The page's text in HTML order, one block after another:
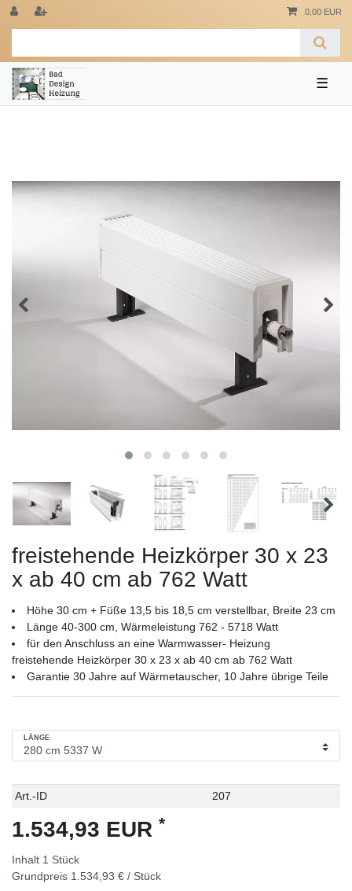
0,00 EUR
☰
freistehende Heizkörper 30 x 23
x ab 40 cm ab 762 Watt
Höhe 30 cm + Füße 13,5 bis 18,5 cm verstellbar, Breite 23 cm
Länge 40-300 cm, Wärmeleistung 762 - 5718 Watt
für den Anschluss an eine Warmwasser- Heizung
freistehende Heizkörper 30 x 23 x ab 40 cm ab 762 Watt
Garantie 30 Jahre auf Wärmetauscher, 10 Jahre übrige Teile
LÄNGE
Technisches
Wert
Art.-ID 207
1.534,93 EUR *
Inhalt 1 Stück
Grundpreis 1.534,93 € / Stück